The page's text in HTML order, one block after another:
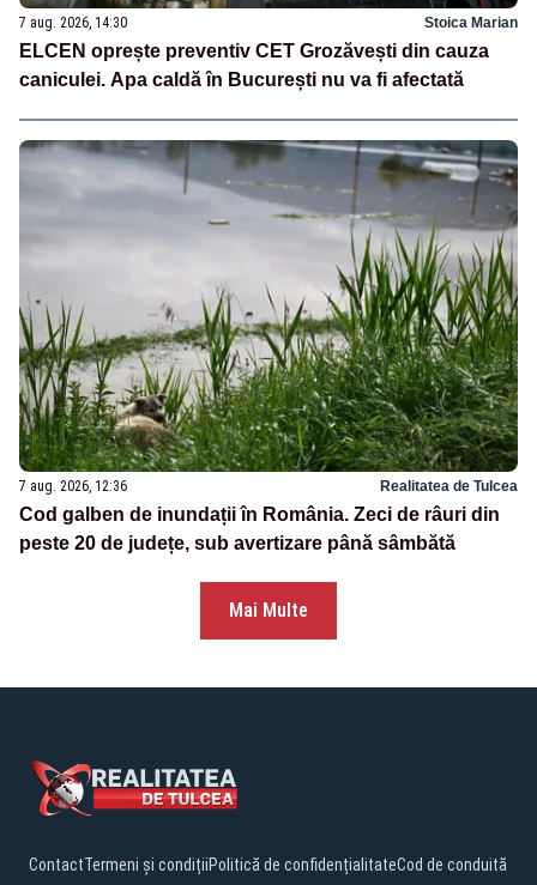
7 aug. 2026, 14:30 Stoica Marian
ELCEN oprește preventiv CET Grozăvești din cauza
caniculei. Apa caldă în București nu va fi afectată
7 aug. 2026, 12:36 Realitatea de Tulcea
Cod galben de inundații în România. Zeci de râuri din
peste 20 de județe, sub avertizare până sâmbătă
Mai Multe
ContactTermeni și condițiiPolitică de confidențialitateCod de conduită